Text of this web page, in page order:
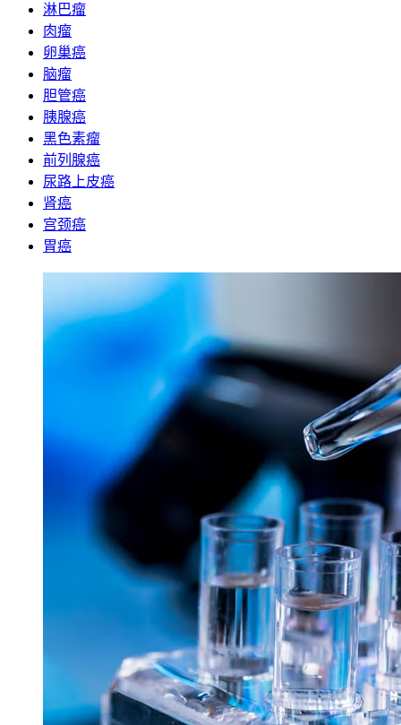
淋巴瘤
肉瘤
卵巢癌
脑瘤
胆管癌
胰腺癌
黑色素瘤
前列腺癌
尿路上皮癌
肾癌
宫颈癌
胃癌